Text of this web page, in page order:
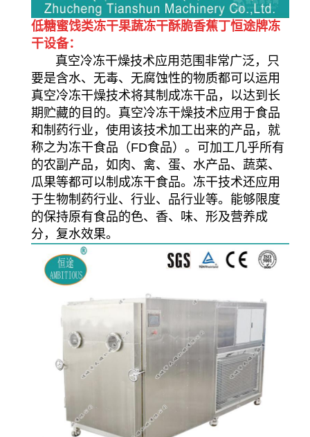
低糖蜜饯类冻干果蔬冻干酥脆香蕉丁恒途牌冻
干设备：
真空冷冻干燥技术应用范围非常广泛，只
要是含水、无毒、无腐蚀性的物质都可以运用
真空冷冻干燥技术将其制成冻干品，以达到长
期贮藏的目的。真空冷冻干燥技术应用于食品
和制药行业，使用该技术加工出来的产品，就
称之为冻干食品（FD食品）。可加工几乎所有
的农副产品，如肉、禽、蛋、水产品、蔬菜、
瓜果等都可以制成冻干食品。冻干技术还应用
于生物制药行业、行业、品行业等。能够限度
的保持原有食品的色、香、味、形及营养成
分，复水效果。